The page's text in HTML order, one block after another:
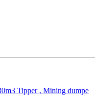
Tipper , Mining dumpe